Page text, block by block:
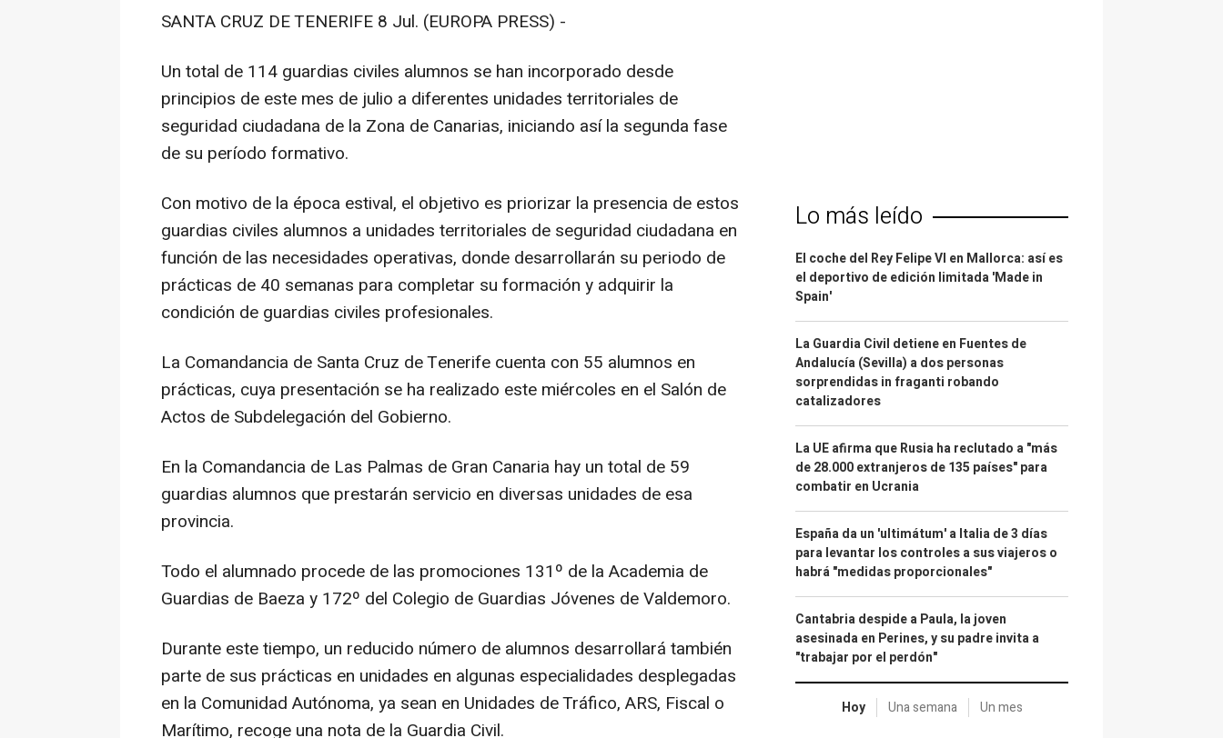
SANTA CRUZ DE TENERIFE 8 Jul. (EUROPA PRESS) -
Un total de 114 guardias civiles alumnos se han incorporado desde
principios de este mes de julio a diferentes unidades territoriales de
seguridad ciudadana de la Zona de Canarias, iniciando así la segunda fase
de su período formativo.
Con motivo de la época estival, el objetivo es priorizar la presencia de estos
guardias civiles alumnos a unidades territoriales de seguridad ciudadana en
función de las necesidades operativas, donde desarrollarán su periodo de
prácticas de 40 semanas para completar su formación y adquirir la
condición de guardias civiles profesionales.
La Comandancia de Santa Cruz de Tenerife cuenta con 55 alumnos en
prácticas, cuya presentación se ha realizado este miércoles en el Salón de
Actos de Subdelegación del Gobierno.
En la Comandancia de Las Palmas de Gran Canaria hay un total de 59
guardias alumnos que prestarán servicio en diversas unidades de esa
provincia.
Todo el alumnado procede de las promociones 131º de la Academia de
Guardias de Baeza y 172º del Colegio de Guardias Jóvenes de Valdemoro.
Durante este tiempo, un reducido número de alumnos desarrollará también
parte de sus prácticas en unidades en algunas especialidades desplegadas
en la Comunidad Autónoma, ya sean en Unidades de Tráfico, ARS, Fiscal o
Marítimo, recoge una nota de la Guardia Civil.
Lo más leído
El coche del Rey Felipe VI en Mallorca: así es
el deportivo de edición limitada 'Made in
Spain'
La Guardia Civil detiene en Fuentes de
Andalucía (Sevilla) a dos personas
sorprendidas in fraganti robando
catalizadores
La UE afirma que Rusia ha reclutado a "más
de 28.000 extranjeros de 135 países" para
combatir en Ucrania
España da un 'ultimátum' a Italia de 3 días
para levantar los controles a sus viajeros o
habrá "medidas proporcionales"
Cantabria despide a Paula, la joven
asesinada en Perines, y su padre invita a
"trabajar por el perdón"
Hoy Una semana Un mes